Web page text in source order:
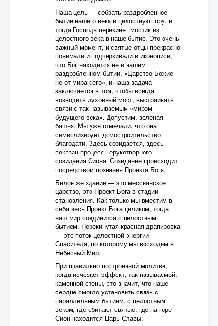
Наша цель — собрать раздробленное
бытие нашего века в целостную гору, и
тогда Господь перекинет мостик из
целостного века в наше бытие. Это очень
важный момент, и святые отцы прекрасно
понимали и подчеркивали в иконописи,
что Бог находится не в нашем
раздробленном бытии, «Царство Божие
не от мира сего», и наша задача
заключается в том, чтобы всегда
возводить духовный мост, выстраивать
связи с так называемым «миром
будущего века». Допустим, зеленая
башня. Мы уже отмечали, что она
символизирует домостроительство
благодати. Здесь созидается, здесь
показан процесс нерукотворного
созидания Сиона. Созидание происходит
посредством познания Проекта Бога.
Белое же здание — это мессианское
царство, это Проект Бога в стадии
становления. Как только мы вместим в
себя весь Проект Бога целиком, тогда
наш мир соединится с целостным
бытием. Перекинутая красная драпировка
— это поток целостной энергии
Спасителя, по которому мы восходим в
Небесный Мир.
При правильно построенной молитве,
когда исчезает эффект, так называемой,
каменной стены, это значит, что наше
сердце смогло установить связь с
параллельным бытием, с целостным
веком, где обитают святые, где на горе
Сион находится Царь Славы.